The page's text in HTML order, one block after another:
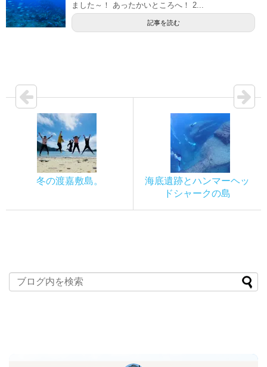
ました～！ あったかいところへ！ 2...
記事を読む
冬の渡嘉敷島。
海底遺跡とハンマーヘッ
ドシャークの島